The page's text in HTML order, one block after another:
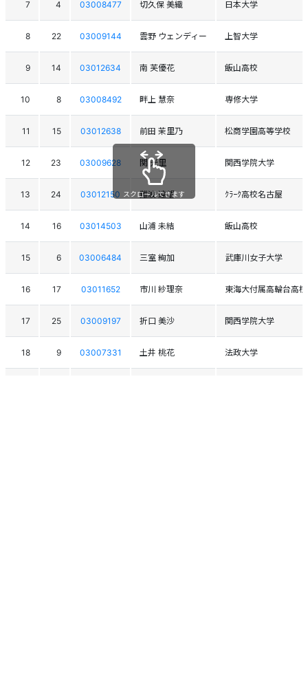
7 4 03008477 切久保 美織 日本大学
8 22 03009144 雲野 ウェンディー 上智大学
9 14 03012634 南 芙優花 飯山高校
10 8 03008492 畔上 慧奈 専修大学
11 15 03012638 前田 茉里乃 松商学園高等学校
12 23 03009628 関 光里 関西学院大学
13 24 03012150 難波 遠望 ｸﾗｰｸ高校名古屋
14 16 03014503 山浦 未結 飯山高校
15 6 03006484 三室 絢加 武庫川女子大学
16 17 03011652 市川 紗理奈 東海大付属高輪台高校
17 25 03009197 折口 美沙 関西学院大学
18 9 03007331 土井 桃花 法政大学
スクロールできます